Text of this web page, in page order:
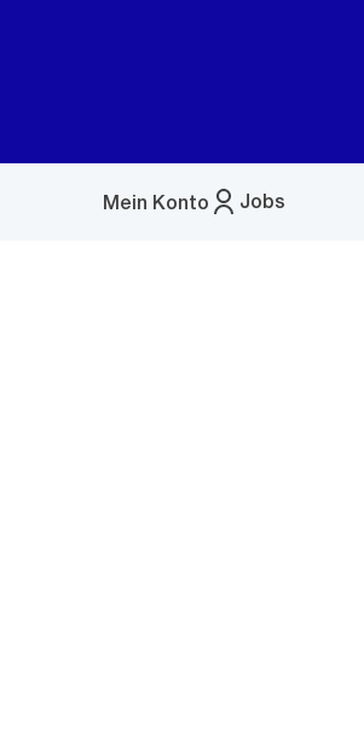
Jobs
Mein Konto
Menü